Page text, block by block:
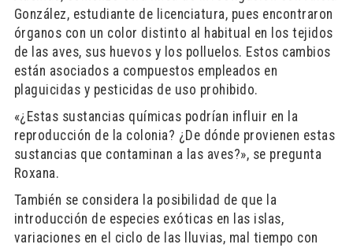
González, estudiante de licenciatura, pues encontraron
órganos con un color distinto al habitual en los tejidos
de las aves, sus huevos y los polluelos. Estos cambios
están asociados a compuestos empleados en
plaguicidas y pesticidas de uso prohibido.
«¿Estas sustancias químicas podrían influir en la
reproducción de la colonia? ¿De dónde provienen estas
sustancias que contaminan a las aves?», se pregunta
Roxana.
También se considera la posibilidad de que la
introducción de especies exóticas en las islas,
variaciones en el ciclo de las lluvias, mal tiempo con